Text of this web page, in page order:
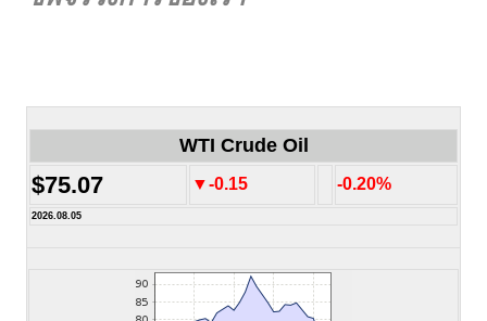
WTI Crude Oil
$75.07 ▼-0.15 -0.20%
2026.08.05